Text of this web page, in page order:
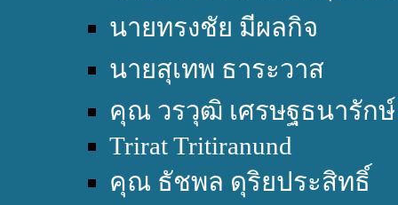
นายทรงชัย มีผลกิจ
นายสุเทพ ธาระวาส
คุณ วรวุฒิ เศรษฐธนารักษ์
Trirat Tritiranund
คุณ ธัชพล ดุริยประสิทธิ์